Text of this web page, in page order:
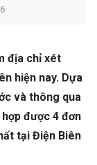
địa chỉ xét
hiện nay. Dựa
và thông qua
được 4 đơn
tại Điện Biên